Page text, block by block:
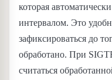
которая
интервалом. Это
зафиксироваться до
обработано. При
считаться